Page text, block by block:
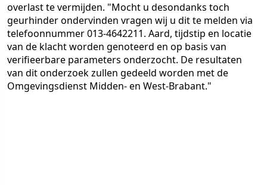
overlast te vermijden. "Mocht u desondanks toch
geurhinder ondervinden vragen wij u dit te melden via
telefoonnummer 013-4642211. Aard, tijdstip en locatie
van de klacht worden genoteerd en op basis van
verifieerbare parameters onderzocht. De resultaten
van dit onderzoek zullen gedeeld worden met de
Omgevingsdienst Midden- en West-Brabant."